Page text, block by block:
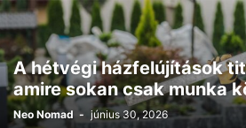
A hétvégi házfelújítások
amire sokan csak munka
Neo Nomad - június 30, 2026